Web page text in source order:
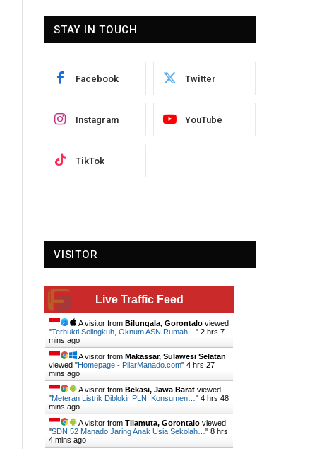
STAY IN TOUCH
Facebook Twitter
Instagram YouTube
TikTok
VISITOR
Live Traffic Feed
A visitor from Bilungala, Gorontalo viewed
"Terbukti Selingkuh, Oknum ASN Rumah… " 2 hrs 7
mins ago
A visitor from Makassar, Sulawesi Selatan
viewed "Homepage - PilarManado.com" 4 hrs 27
mins ago
A visitor from Bekasi, Jawa Barat viewed
"Meteran Listrik Diblokir PLN, Konsumen… " 4 hrs 48
mins ago
A visitor from Tilamuta, Gorontalo viewed
"SDN 52 Manado Jaring Anak Usia Sekolah… " 8 hrs
4 mins ago